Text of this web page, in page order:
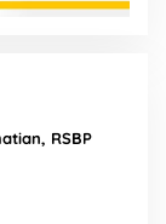
RSBP